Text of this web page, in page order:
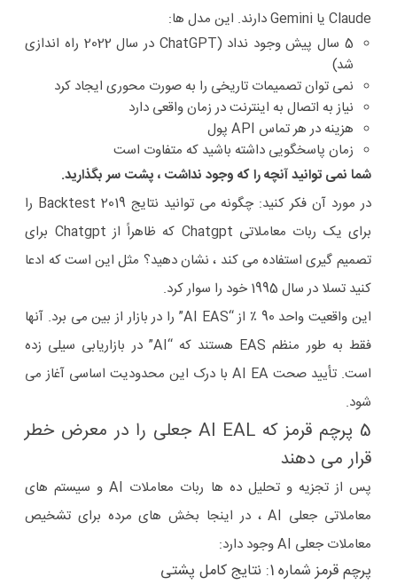
Claude یا Gemini دارند. این مدل ها:
5 سال پیش وجود نداد (ChatGPT در سال 2022 راه اندازی
شد)
نمی توان تصمیمات تاریخی را به صورت محوری ایجاد کرد
نیاز به اتصال به اینترنت در زمان واقعی دارد
هزینه در هر تماس API پول
زمان پاسخگویی داشته باشید که متفاوت است
شما نمی توانید آنچه را که وجود نداشت ، پشت سر بگذارید.
در مورد آن فکر کنید: چگونه می توانید نتایج Backtest 2019 را
برای یک ربات معاملاتی Chatgpt که ظاهراً از Chatgpt برای
تصمیم گیری استفاده می کند ، نشان دهید؟ مثل این است که ادعا
کنید تسلا در سال 1995 خود را سوار کرد.
این واقعیت واحد 90 ٪ از “AI EAS” را در بازار از بین می برد. آنها
فقط به طور منظم EAS هستند که “AI” در بازاریابی سیلی زده
است. تأیید صحت AI EA با درک این محدودیت اساسی آغاز می
شود.
5 پرچم قرمز که AI EAL جعلی را در معرض خطر
قرار می دهند
پس از تجزیه و تحلیل ده ها ربات معاملات AI و سیستم های
معاملاتی جعلی AI ، در اینجا بخش های مرده برای تشخیص
معاملات جعلی AI وجود دارد:
پرچم قرمز شماره 1: نتایج کامل پشتی